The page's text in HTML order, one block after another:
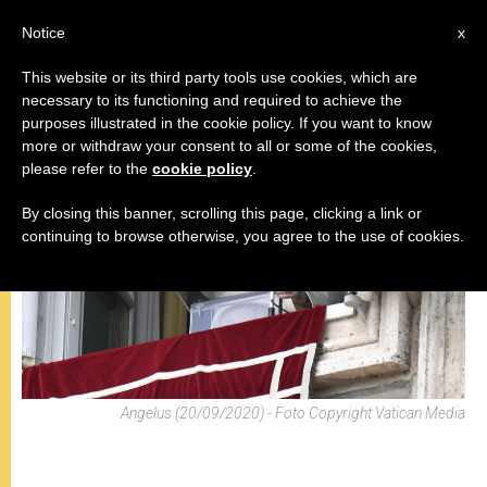
ANGELUS
Angelus (20/09/2020) - Foto Copyright Vatican Media
x
Notice
This website or its third party tools use cookies, which are
necessary to its functioning and required to achieve the
purposes illustrated in the cookie policy. If you want to know
more or withdraw your consent to all or some of the cookies,
please refer to the cookie policy
By closing this banner, scrolling this page, clicking a link or
continuing to browse otherwise, you agree to the use of cookies.